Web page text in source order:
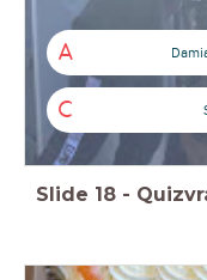
A
C
Slide 18 -